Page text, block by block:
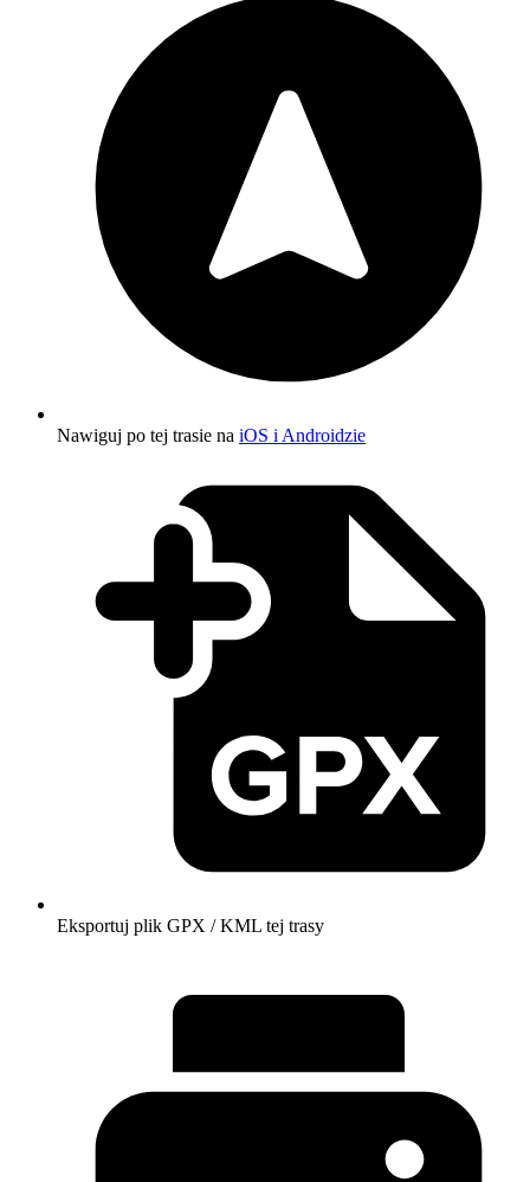
Nawiguj po tej trasie na iOS i Androidzie
Eksportuj plik GPX / KML tej trasy